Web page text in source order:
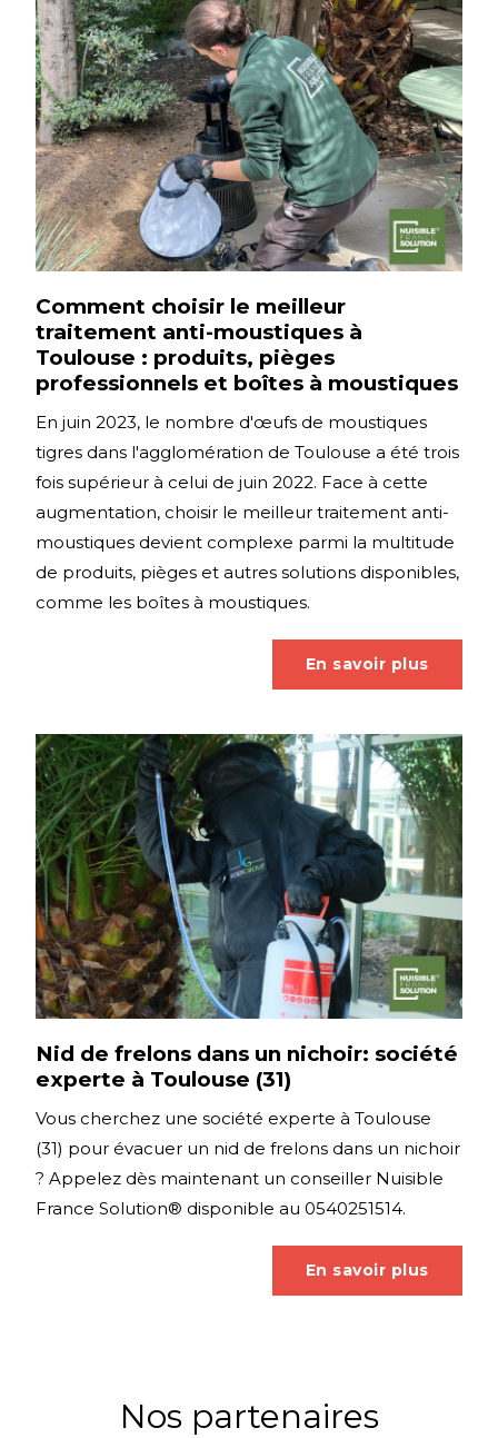
Comment choisir le meilleur
traitement anti-moustiques à
Toulouse : produits, pièges
professionnels et boîtes à moustiques
En juin 2023, le nombre d'œufs de moustiques
tigres dans l'agglomération de Toulouse a été trois
fois supérieur à celui de juin 2022. Face à cette
augmentation, choisir le meilleur traitement anti-
moustiques devient complexe parmi la multitude
de produits, pièges et autres solutions disponibles,
comme les boîtes à moustiques.
En savoir plus
Nid de frelons dans un nichoir: société
experte à Toulouse (31)
Vous cherchez une société experte à Toulouse
(31) pour évacuer un nid de frelons dans un nichoir
? Appelez dès maintenant un conseiller Nuisible
France Solution® disponible au 0540251514.
En savoir plus
Nos partenaires